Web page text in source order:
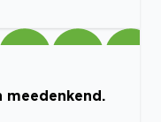
meedenkend.